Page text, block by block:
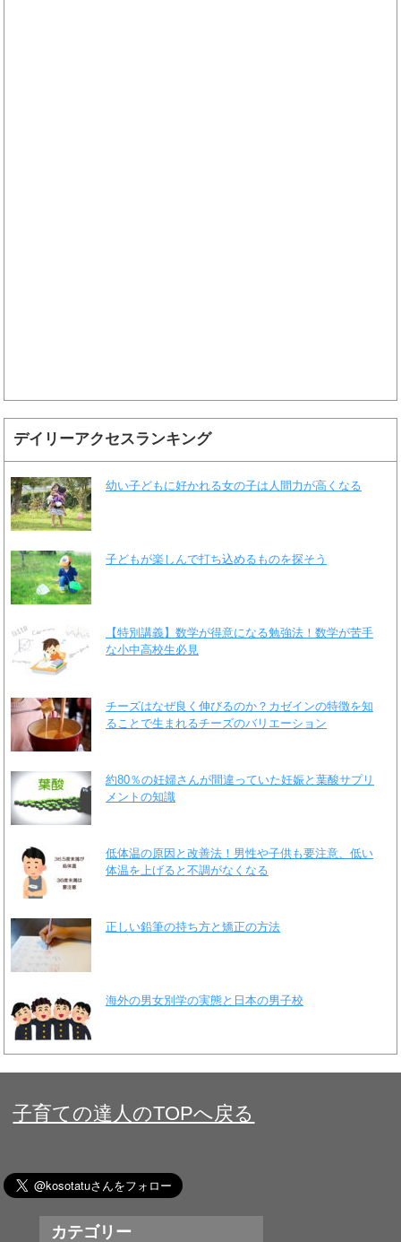
デイリーアクセスランキング
幼い子どもに好かれる女の子は人間力が高くなる
子どもが楽しんで打ち込めるものを探そう
【特別講義】数学が得意になる勉強法！数学が苦手
な小中高校生必見
チーズはなぜ良く伸びるのか？カゼインの特徴を知
ることで生まれるチーズのバリエーション
約80％の妊婦さんが間違っていた妊娠と葉酸サプリ
メントの知識
低体温の原因と改善法！男性や子供も要注意、低い
体温を上げると不調がなくなる
正しい鉛筆の持ち方と矯正の方法
海外の男女別学の実態と日本の男子校
子育ての達人のTOPへ戻る
カテゴリー